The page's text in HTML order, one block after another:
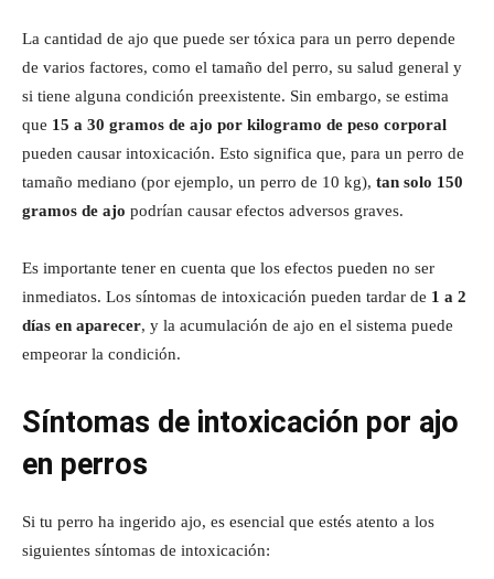
La cantidad de ajo que puede ser tóxica para un perro depende
de varios factores, como el tamaño del perro, su salud general y
si tiene alguna condición preexistente. Sin embargo, se estima
que 15 a 30 gramos de ajo por kilogramo de peso corporal
pueden causar intoxicación. Esto significa que, para un perro de
tamaño mediano (por ejemplo, un perro de 10 kg), tan solo 150
gramos de ajo podrían causar efectos adversos graves.
Es importante tener en cuenta que los efectos pueden no ser
inmediatos. Los síntomas de intoxicación pueden tardar de 1 a 2
días en aparecer, y la acumulación de ajo en el sistema puede
empeorar la condición.
Síntomas de intoxicación por ajo
en perros
Si tu perro ha ingerido ajo, es esencial que estés atento a los
siguientes síntomas de intoxicación: